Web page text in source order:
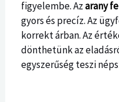
figyelembe. Azarany
gyors és precíz. Az
korrekt árban. Az
dönthetünk az
egyszerűség teszi